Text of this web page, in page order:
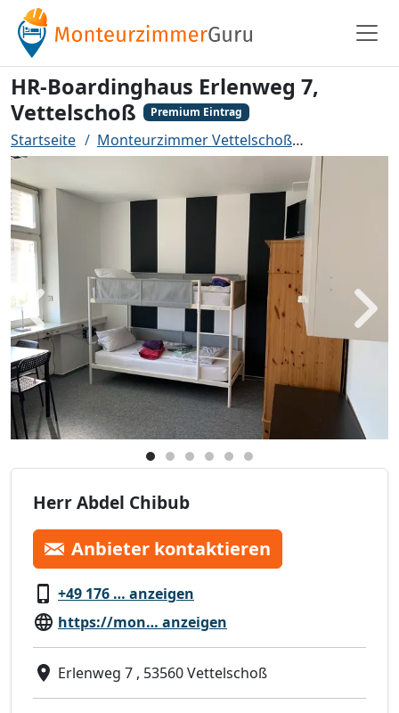
HR-Boardinghaus Erlenweg 7,
Vettelschoß
Premium Eintrag
Startseite Monteurzimmer Vettelschoß
Zurück
Herr Abdel Chibub
Anbieter kontaktieren
+49 176 … anzeigen
https://mon… anzeigen
Erlenweg 7 , 53560 Vettelschoß